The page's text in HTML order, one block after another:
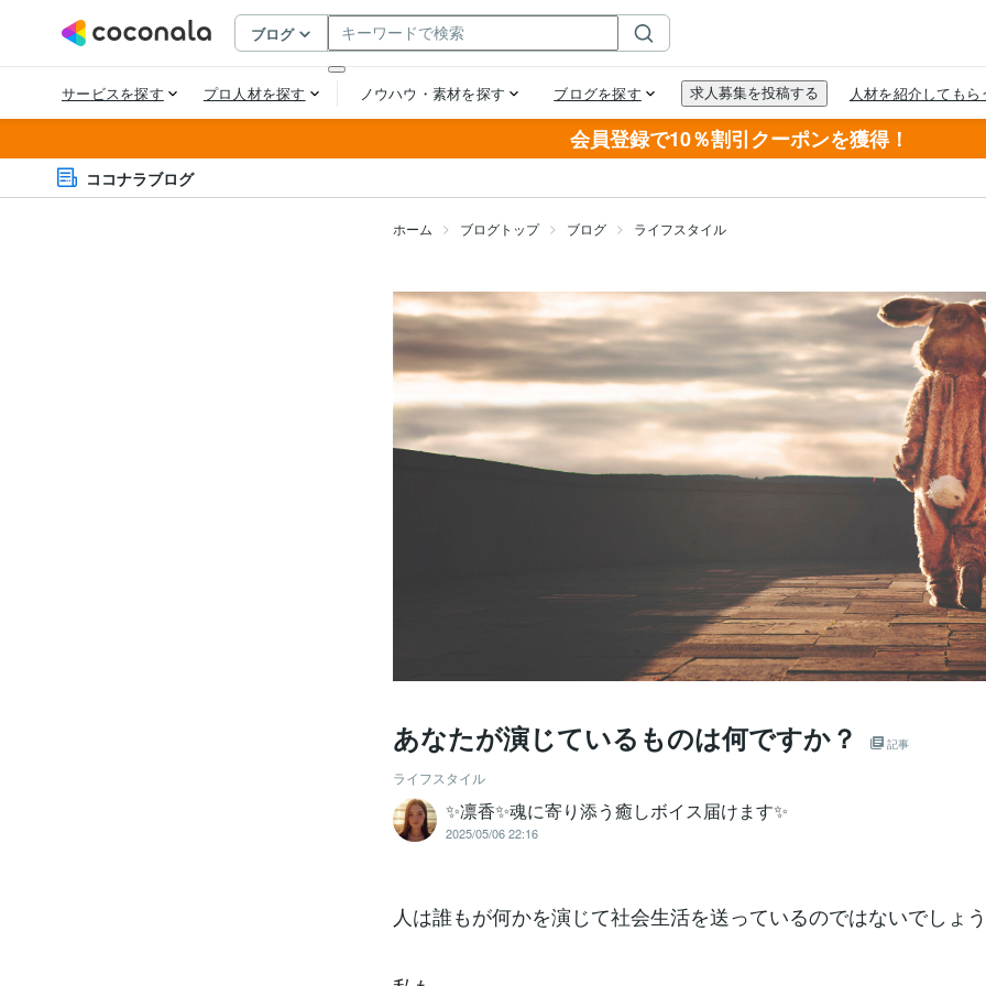
会員登録で10％割引クーポンを獲得！
ココナラブログ
ホーム ブログトップ ブログ ライフスタイル
あなたが演じているものは何ですか？ 記事
ライフスタイル
✨凛香✨魂に寄り添う癒しボイス届けます✨
2025/05/06 22:16
人は誰もが何かを演じて社会生活を送っているのではないでしょ